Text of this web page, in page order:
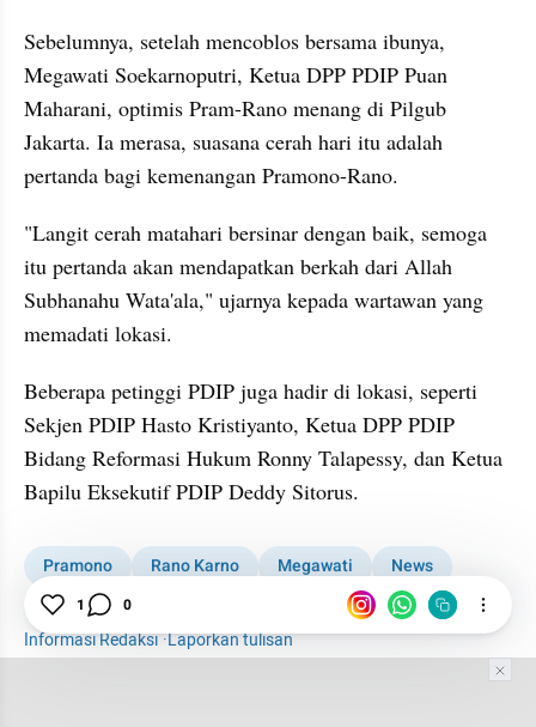
Sebelumnya, setelah mencoblos bersama ibunya,
Megawati Soekarnoputri, Ketua DPP PDIP Puan
Maharani, optimis Pram-Rano menang di Pilgub
Jakarta. Ia merasa, suasana cerah hari itu adalah
pertanda bagi kemenangan Pramono-Rano.
"Langit cerah matahari bersinar dengan baik, semoga
itu pertanda akan mendapatkan berkah dari Allah
Subhanahu Wata'ala," ujarnya kepada wartawan yang
memadati lokasi.
Beberapa petinggi PDIP juga hadir di lokasi, seperti
Sekjen PDIP Hasto Kristiyanto, Ketua DPP PDIP
Bidang Reformasi Hukum Ronny Talapessy, dan Ketua
Bapilu Eksekutif PDIP Deddy Sitorus.
Pramono Rano Karno Megawati
News
TPS
Pilkada
Informasi Redaksi·Laporkan tulisan
1 0